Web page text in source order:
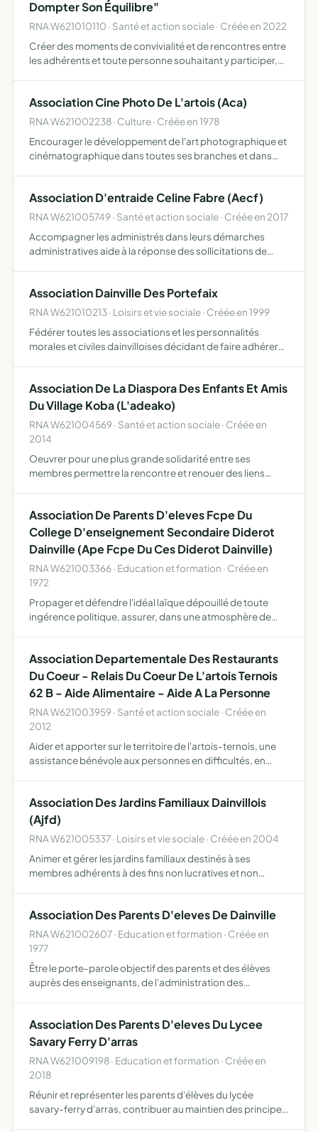
Dompter Son Équilibre"
RNA W621010110 · Santé et action sociale · Créée en 2022
Créer des moments de convivialité et de rencontres entre
les adhérents et toute personne souhaitant y participer,
Association Cine Photo De L'artois (Aca)
RNA W621002238 · Culture · Créée en 1978
Encourager le développement de l'art photographique et
cinématographique dans toutes ses branches et dans
cinéastes …
Association D'entraide Celine Fabre (Aecf)
RNA W621005749 · Santé et action sociale · Créée en 2017
Accompagner les administrés dans leurs démarches
administratives aide à la réponse des sollicitations de
d'en fav…
Association Dainville Des Portefaix
RNA W621010213 · Loisirs et vie sociale · Créée en 1999
Fédérer toutes les associations et les personnalités
morales et civiles dainvilloises décidant de faire adhérer
Association De La Diaspora Des Enfants Et Amis
Du Village Koba (L'adeako)
RNA W621004569 · Santé et action sociale · Créée en
2014
Oeuvrer pour une plus grande solidarité entre ses
membres permettre la rencontre et renouer des liens
de décès de l'un d…
Association De Parents D'eleves Fcpe Du
College D'enseignement Secondaire Diderot
Dainville (Ape Fcpe Du Ces Diderot Dainville)
RNA W621003366 · Education et formation · Créée en
1972
Propager et défendre l'idéal laïque dépouillé de toute
ingérence politique, assurer, dans une atmosphère de
ense…
Association Departementale Des Restaurants
Du Coeur - Relais Du Coeur De L'artois Ternois
62 B - Aide Alimentaire - Aide A La Personne
RNA W621003959 · Santé et action sociale · Créée en
2012
Aider et apporter sur le territoire de l'artois-ternois, une
assistance bénévole aux personnes en difficultés, en
Association Des Jardins Familiaux Dainvillois
(Ajfd)
RNA W621005337 · Loisirs et vie sociale · Créée en 2004
Animer et gérer les jardins familiaux destinés à ses
membres adhérents à des fins non lucratives et non
Association Des Parents D'eleves De Dainville
RNA W621002607 · Education et formation · Créée en
1977
Être le porte-parole objectif des parents et des élèves
auprès des enseignants, de l'administration des
ayant un …
Association Des Parents D'eleves Du Lycee
Savary Ferry D'arras
RNA W621009198 · Education et formation · Créée en
2018
Réunir et représenter les parents d'élèves du lycée
savary-ferry d'arras, contribuer au maintien des principes